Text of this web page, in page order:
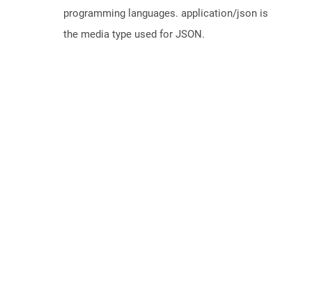
programming languages. application/json is
the media type used for JSON.